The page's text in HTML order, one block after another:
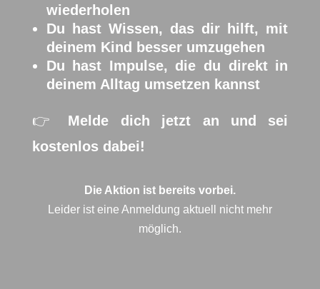
wiederholen
Du hast Wissen, das dir hilft, mit
deinem Kind besser umzugehen
Du hast Impulse, die du direkt in
deinem Alltag umsetzen kannst
👉 Melde dich jetzt an und sei
kostenlos dabei!
Die Aktion ist bereits vorbei.
Leider ist eine Anmeldung aktuell nicht mehr
möglich.